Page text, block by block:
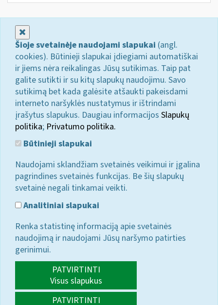
Šioje svetainėje naudojami slapukai (angl.
cookies). Būtinieji slapukai įdiegiami automatiškai
ir jiems nėra reikalingas Jūsų sutikimas. Taip pat
galite sutikti ir su kitų slapukų naudojimu. Savo
sutikimą bet kada galėsite atšaukti pakeisdami
interneto naršyklės nustatymus ir ištrindami
įrašytus slapukus. Daugiau informacijos Slapukų
politika; Privatumo politika.
Būtinieji slapukai
Naudojami sklandžiam svetainės veikimui ir įgalina
pagrindines svetainės funkcijas. Be šių slapukų
svetainė negali tinkamai veikti.
Analitiniai slapukai
Renka statistinę informaciją apie svetainės
naudojimą ir naudojami Jūsų naršymo patirties
gerinimui.
PATVIRTINTI
Visus slapukus
PATVIRTINTI